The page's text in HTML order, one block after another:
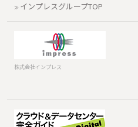
インプレスグループTOP
株式会社インプレス
データセンター
ソフトウェア開